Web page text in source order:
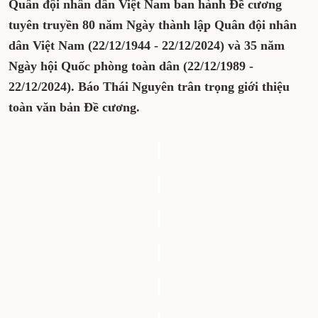
Chính trị Quân đội nhân dân Việt Nam ban
hành Đề cương tuyên truyền 80 năm Ngày
thành lập Quân đội nhân dân Việt Nam
(22/12/1944 - 22/12/2024) và 35 năm Ngày hội
Quốc phòng toàn dân (22/12/1989 - 22/12/2024).
Báo Thái Nguyên trân trọng giới thiệu toàn